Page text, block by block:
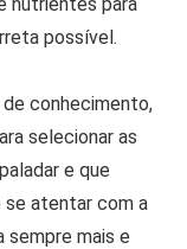
possível.
conhecimento,
selecionar as
e que
se atentar com a
sempre mais e